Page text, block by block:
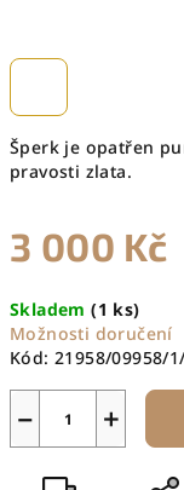
Šperk je opatřen
pravosti zlata.
3 000 Kč
cena:
Skladem(1 ks)
Možnosti doručení
Kód: 21958/09958/
+
−